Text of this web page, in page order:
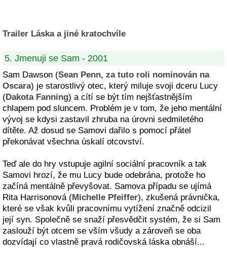
Trailer Láska a jiné kratochvíle
5. Jmenuji se Sam - 2001
Sam Dawson (Sean Penn, za tuto roli nominován na
Oscara) je starostlivý otec, který miluje svoji dceru Lucy
(Dakota Fanning) a cítí se být tím nejšťastnějším
chlapem pod sluncem. Problém je v tom, že jeho mentální
vývoj se kdysi zastavil zhruba na úrovni sedmiletého
dítěte. Až dosud se Samovi dařilo s pomocí přátel
překonávat všechna úskalí otcovství.
Teď ale do hry vstupuje agilní sociální pracovník a tak
Samovi hrozí, že mu Lucy bude odebrána, protože ho
začíná mentálně převyšovat. Samova případu se ujímá
Rita Harrisonová (Michelle Pfeiffer), zkušená právnička,
které se však kvůli pracovnímu vytížení značně odcizil
její syn. Společně se snaží přesvědčit systém, že si Sam
zaslouží být otcem se vším všudy a zároveň se oba
dozvídají co vlastně pravá rodičovská láska obnáší...